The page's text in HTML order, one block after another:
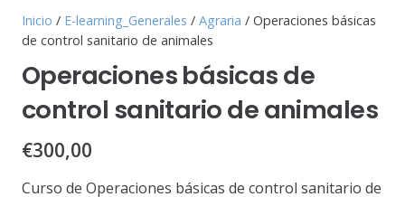
Inicio / E-learning_Generales / Agraria / Operaciones básicas
de control sanitario de animales
Operaciones básicas de
control sanitario de animales
€300,00
Curso de Operaciones básicas de control sanitario de